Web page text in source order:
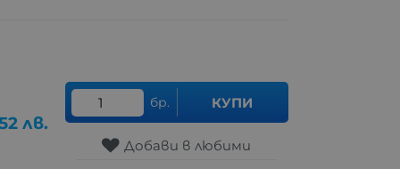
лв.
бр. КУПИ
Добави в любими